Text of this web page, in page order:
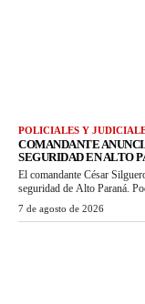
POLICIALES Y
COMANDANTE
SEGURIDAD EN ALTO
El comandante César
seguridad de Alto Paraná.
7 de agosto de 2026